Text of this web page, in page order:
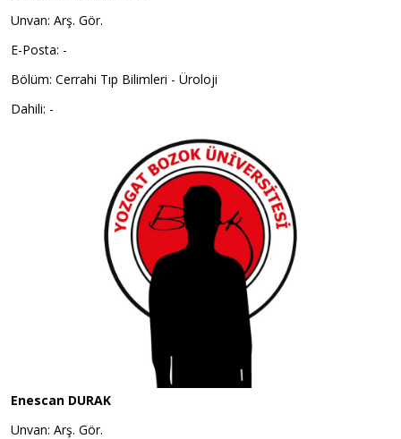
Unvan: Arş. Gör.
E-Posta: -
Bölüm: Cerrahi Tıp Bilimleri - Üroloji
Dahili: -
Enescan DURAK
Unvan: Arş. Gör.